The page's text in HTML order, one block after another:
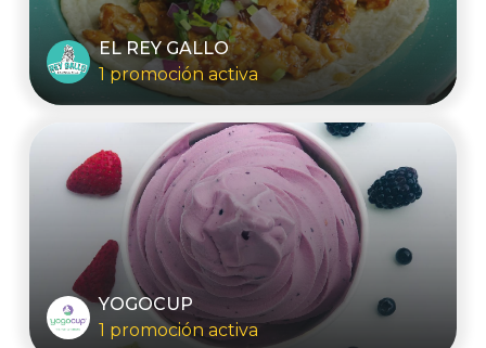
EL REY GALLO
1 promoción activa
YOGOCUP
1 promoción activa